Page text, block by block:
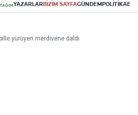
YAZARLARBİZİM SAYFAGÜNDEMPOLİTİKA
yürüyen merdivene daldı